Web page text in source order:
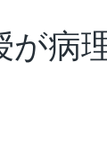
が病